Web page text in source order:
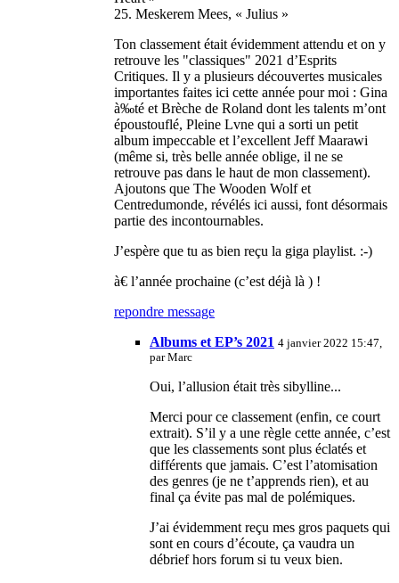
25. Meskerem Mees, « Julius »
Ton classement était évidemment attendu et on y
retrouve les "classiques" 2021 d’Esprits
Critiques. Il y a plusieurs découvertes musicales
importantes faites ici cette année pour moi : Gina
à‰té et Brèche de Roland dont les talents m’ont
époustouflé, Pleine Lvne qui a sorti un petit
album impeccable et l’excellent Jeff Maarawi
(même si, très belle année oblige, il ne se
retrouve pas dans le haut de mon classement).
Ajoutons que The Wooden Wolf et
Centredumonde, révélés ici aussi, font désormais
partie des incontournables.
J’espère que tu as bien reçu la giga playlist. :-)
à€ l’année prochaine (c’est déjà là ) !
repondre message
Albums et EP’s 2021 4 janvier 2022 15:47,
parMarc
Oui, l’allusion était très sibylline...
Merci pour ce classement (enfin, ce court
extrait). S’il y a une règle cette année, c’est
que les classements sont plus éclatés et
différents que jamais. C’est l’atomisation
des genres (je ne t’apprends rien), et au
final ça évite pas mal de polémiques.
J’ai évidemment reçu mes gros paquets qui
sont en cours d’écoute, ça vaudra un
débrief hors forum si tu veux bien.